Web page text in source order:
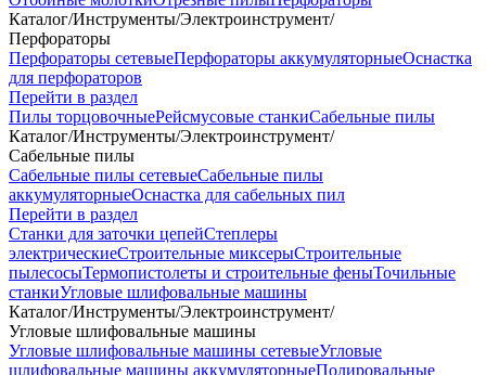
Каталог/Инструменты/Электроинструмент/
Перфораторы
Перфораторы сетевыеПерфораторы аккумуляторныеОснастка
для перфораторов
Перейти в раздел
Пилы торцовочныеРейсмусовые станкиСабельные пилы
Каталог/Инструменты/Электроинструмент/
Сабельные пилы
Сабельные пилы сетевыеСабельные пилы
аккумуляторныеОснастка для сабельных пил
Перейти в раздел
Станки для заточки цепейСтеплеры
электрическиеСтроительные миксерыСтроительные
пылесосыТермопистолеты и строительные феныТочильные
станкиУгловые шлифовальные машины
Каталог/Инструменты/Электроинструмент/
Угловые шлифовальные машины
Угловые шлифовальные машины сетевыеУгловые
шлифовальные машины аккумуляторныеПолировальные